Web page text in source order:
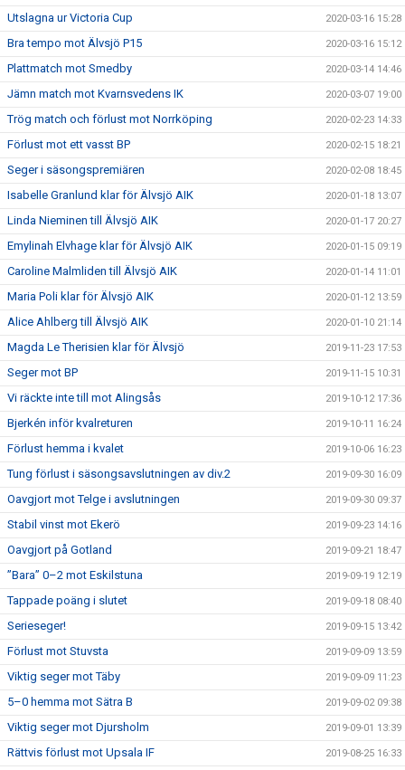
Utslagna ur Victoria Cup 2020-03-16 15:28
Bra tempo mot Älvsjö P15 2020-03-16 15:12
Plattmatch mot Smedby 2020-03-14 14:46
Jämn match mot Kvarnsvedens IK 2020-03-07 19:00
Trög match och förlust mot Norrköping 2020-02-23 14:33
Förlust mot ett vasst BP 2020-02-15 18:21
Seger i säsongspremiären 2020-02-08 18:45
Isabelle Granlund klar för Älvsjö AIK 2020-01-18 13:07
Linda Nieminen till Älvsjö AIK 2020-01-17 20:27
Emylinah Elvhage klar för Älvsjö AIK 2020-01-15 09:19
Caroline Malmliden till Älvsjö AIK 2020-01-14 11:01
Maria Poli klar för Älvsjö AIK 2020-01-12 13:59
Alice Ahlberg till Älvsjö AIK 2020-01-10 21:14
Magda Le Therisien klar för Älvsjö 2019-11-23 17:53
Seger mot BP 2019-11-15 10:31
Vi räckte inte till mot Alingsås 2019-10-12 17:36
Bjerkén inför kvalreturen 2019-10-11 16:24
Förlust hemma i kvalet 2019-10-06 16:23
Tung förlust i säsongsavslutningen av div.2 2019-09-30 16:09
Oavgjort mot Telge i avslutningen 2019-09-30 09:37
Stabil vinst mot Ekerö 2019-09-23 14:16
Oavgjort på Gotland 2019-09-21 18:47
”Bara” 0–2 mot Eskilstuna 2019-09-19 12:19
Tappade poäng i slutet 2019-09-18 08:40
Serieseger! 2019-09-15 13:42
Förlust mot Stuvsta 2019-09-09 13:59
Viktig seger mot Täby 2019-09-09 11:23
5–0 hemma mot Sätra B 2019-09-02 09:38
Viktig seger mot Djursholm 2019-09-01 13:39
Rättvis förlust mot Upsala IF 2019-08-25 16:33